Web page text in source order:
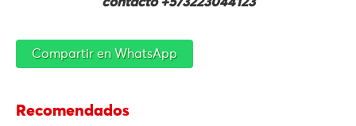
contacto +573223044123
Compartir en WhatsApp
Recomendados